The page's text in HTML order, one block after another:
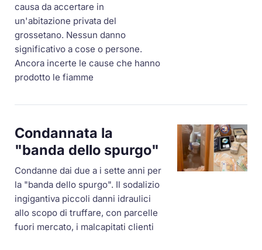
causa da accertare in
un'abitazione privata del
grossetano. Nessun danno
significativo a cose o persone.
Ancora incerte le cause che hanno
prodotto le fiamme
Condannata la
"banda dello spurgo"
Condanne dai due a i sette anni per
la "banda dello spurgo". Il sodalizio
ingigantiva piccoli danni idraulici
allo scopo di truffare, con parcelle
fuori mercato, i malcapitati clienti